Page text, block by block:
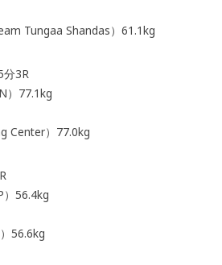
Tungaa Shandas）61.1kg
3R
）77.1kg
Center）77.0kg
）56.4kg
56.6kg